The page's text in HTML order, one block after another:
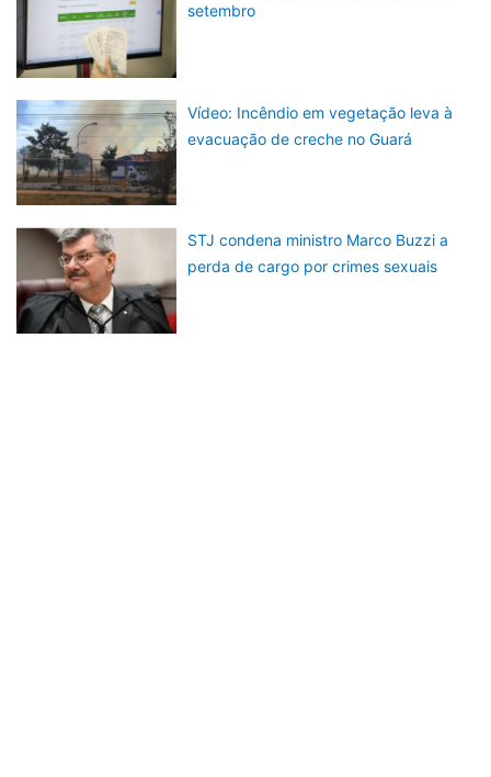
setembro
Vídeo: Incêndio em vegetação leva à
evacuação de creche no Guará
STJ condena ministro Marco Buzzi a
perda de cargo por crimes sexuais